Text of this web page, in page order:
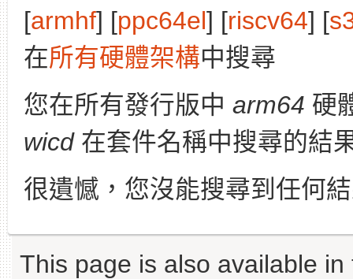
[armhf] [ppc64el] [riscv64] [
在所有硬體架構中搜尋
您在所有發行版中 arm64 硬
wicd在套件名稱中搜尋的結
很遺憾，您沒能搜尋到任何
This page is also available